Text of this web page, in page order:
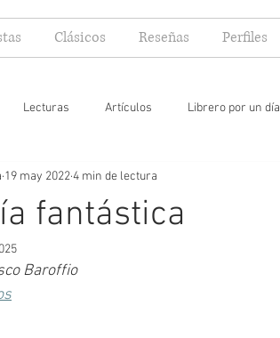
Clásicos Reseñas Perfiles
Lecturas Artículos Librero por un día
Mi yo lector
fantástica
19 may 20224 min de lectura
Baroffio